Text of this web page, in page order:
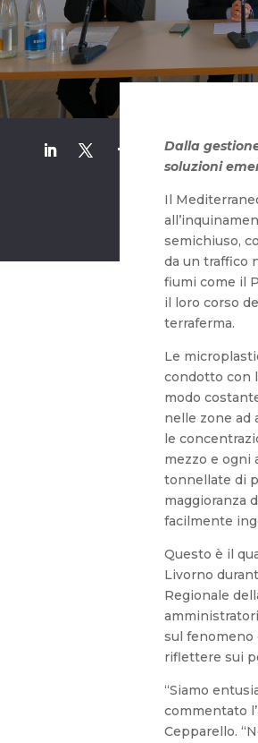
Dalla
soluzioni
Il
semichiuso,
da un traffico
fiumi come il
il loro corso
terraferma.
Le
condotto con
modo
nelle zone ad
le
mezzo e ogni
tonnellate di
maggioranza
facilmente
Questo è il
Livorno
Regionale
sul fenomeno
riflettere sui
“Siamo
commentato
Cepparello.